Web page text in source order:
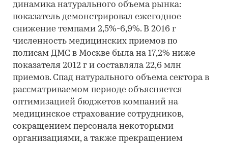
динамика натурального объема рынка:
показатель демонстрировал ежегодное
снижение темпами 2,5%-6,9%. В 2016 г
численность медицинских приемов по
полисам ДМС в Москве была на 17,2% ниже
показателя 2012 г и составляла 22,6 млн
приемов. Спад натурального объема сектора в
рассматриваемом периоде объясняется
оптимизацией бюджетов компаний на
медицинское страхование сотрудников,
сокращением персонала некоторыми
организациями, а также прекращением